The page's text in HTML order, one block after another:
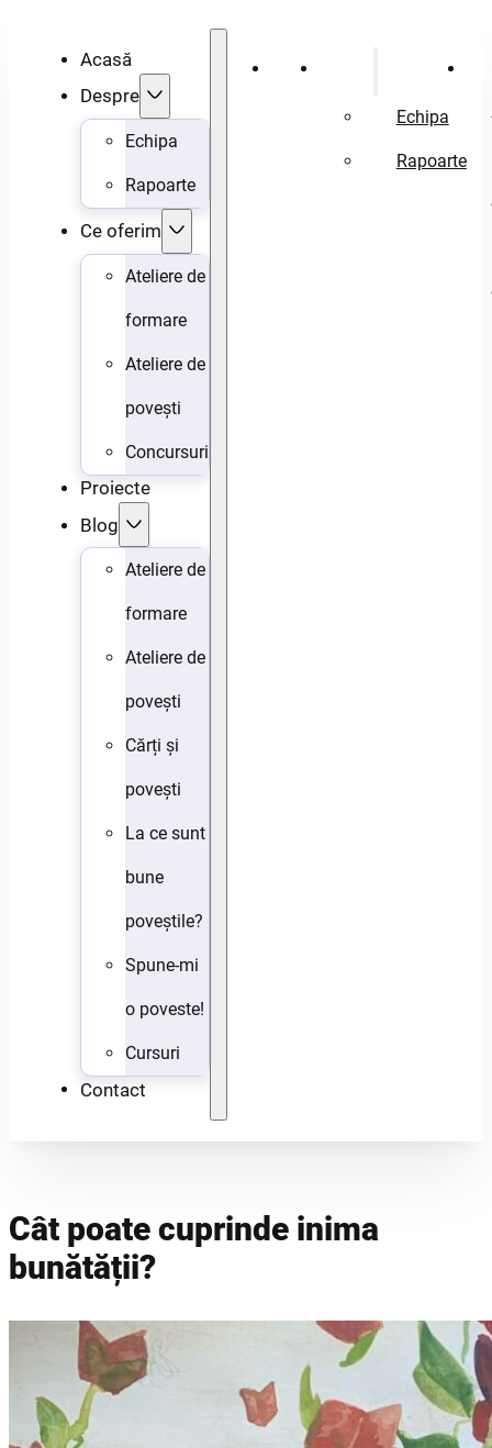
Acasă
Despre
Echipa
Rapoarte
Ce oferim
Ateliere de
formare
Ateliere de
povești
Concursuri
Proiecte
Blog
Ateliere de
formare
Ateliere de
povești
Cărți și
povești
La ce sunt
bune
poveștile?
Spune-mi
o poveste!
Cursuri
Contact
Acasă
Echipa
Rapoarte
Cât poate cuprinde inima
bunătății?